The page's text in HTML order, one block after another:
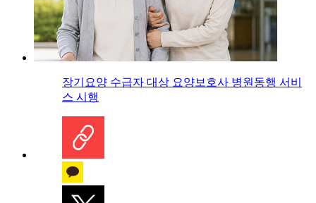
장기요양 수급자 대상 요양보호사 병원동행 서비
스 시행